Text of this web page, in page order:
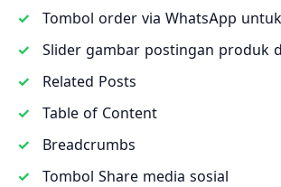
Tombol order via WhatsApp
Slider gambar postingan produk
Related Posts
Table of Content
Breadcrumbs
Tombol Share media sosial